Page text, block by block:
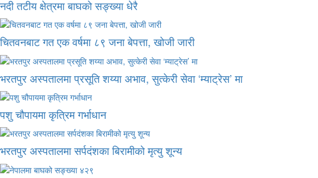
नदी तटीय क्षेत्रमा बाघको सङ्ख्या धेरै
चितवनबाट गत एक वर्षमा ८९ जना बेपत्ता, खोजी जारी
भरतपुर अस्पतालमा प्रसूति शय्या अभाव, सुत्केरी सेवा ‘म्याट्रेस’ मा
पशु चौपायमा कृत्रिम गर्भाधान
भरतपुर अस्पतालमा सर्पदंशका बिरामीको मृत्यु शून्य